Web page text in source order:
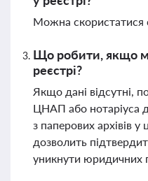
Можна скористатися
Що робити, якщо
реєстрі?
Якщо дані відсутні,
ЦНАП або нотаріуса
з паперових архівів
дозволить
уникнути юридичних